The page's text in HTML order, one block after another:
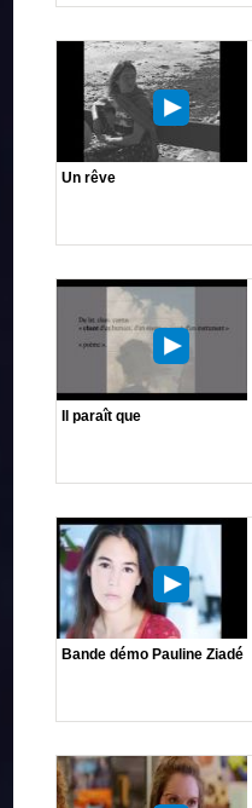
Un rêve
Il paraît que
Bande démo Pauline Ziadé